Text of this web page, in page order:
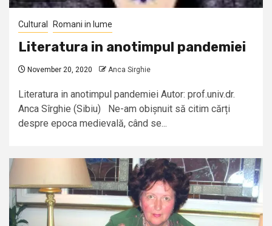
Cultural Romani in lume
Literatura in anotimpul pandemiei
November 20, 2020 Anca Sirghie
Literatura in anotimpul pandemiei Autor: prof.univ.dr.
Anca Sîrghie (Sibiu) Ne-am obișnuit să citim cărți
despre epoca medievală, când se...